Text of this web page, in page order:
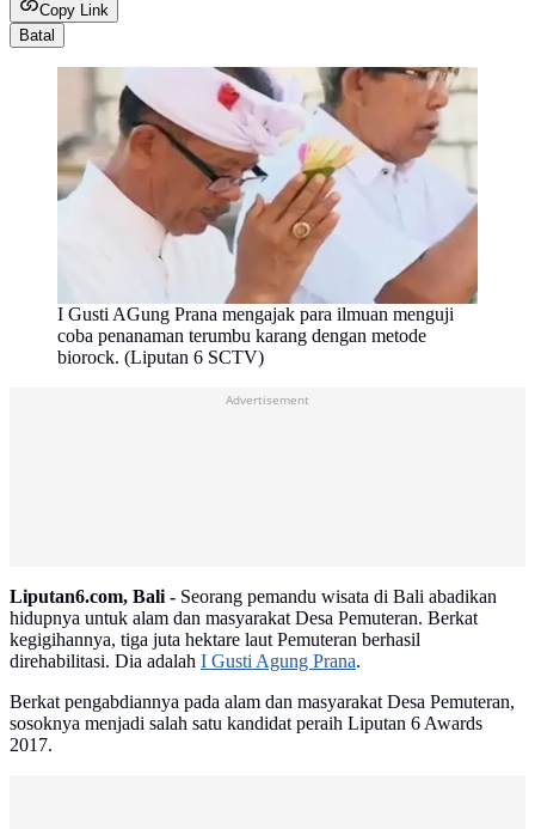
Copy Link
Batal
I Gusti AGung Prana mengajak para ilmuan menguji
coba penanaman terumbu karang dengan metode
biorock. (Liputan 6 SCTV)
Advertisement
Liputan6.com, Bali - Seorang pemandu wisata di Bali abadikan
hidupnya untuk alam dan masyarakat Desa Pemuteran. Berkat
kegigihannya, tiga juta hektare laut Pemuteran berhasil
direhabilitasi. Dia adalah I Gusti Agung Prana.
Berkat pengabdiannya pada alam dan masyarakat Desa Pemuteran,
sosoknya menjadi salah satu kandidat peraih Liputan 6 Awards
2017.